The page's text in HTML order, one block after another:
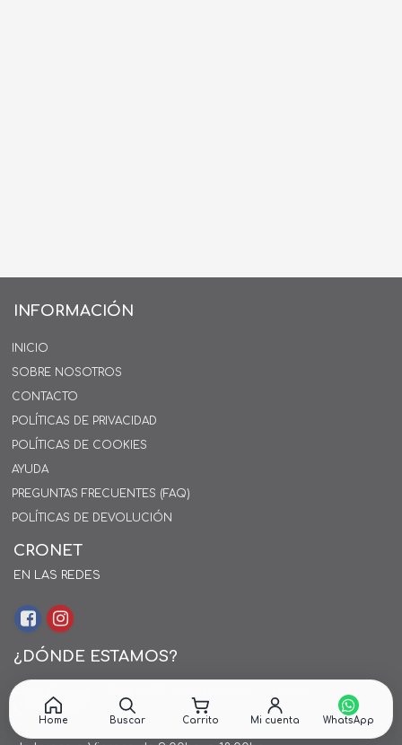
INFORMACIÓN
INICIO
SOBRE NOSOTROS
CONTACTO
POLÍTICAS DE PRIVACIDAD
POLÍTICAS DE COOKIES
AYUDA
PREGUNTAS FRECUENTES (FAQ)
POLÍTICAS DE DEVOLUCIÓN
CRONET
EN LAS REDES
¿DÓNDE ESTAMOS?
Alejo Rossell y Rius 1695, Montevideo, Uruguay
26 242424*
Home Buscar Carrito Mi cuenta